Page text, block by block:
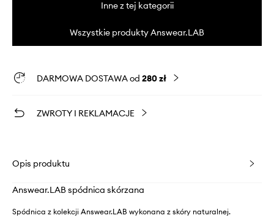
Inne z tej kategorii
Wszystkie produkty Answear.LAB
DARMOWA DOSTAWA od 280 zł
ZWROTY I REKLAMACJE
Opis produktu
Answear.LAB spódnica skórzana
Spódnica z kolekcji Answear.LAB wykonana z skóry naturalnej.